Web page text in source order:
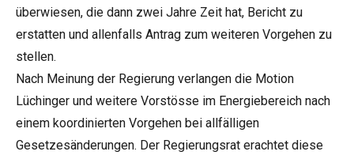
überwiesen, die dann zwei Jahre Zeit hat, Bericht zu
erstatten und allenfalls Antrag zum weiteren Vorgehen zu
stellen.
Nach Meinung der Regierung verlangen die Motion
Lüchinger und weitere Vorstösse im Energiebereich nach
einem koordinierten Vorgehen bei allfälligen
Gesetzesänderungen. Der Regierungsrat erachtet diese